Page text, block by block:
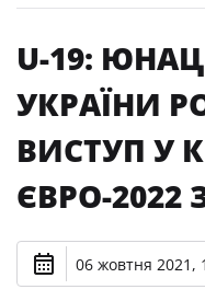
U-19:
УКРАЇНИ
ВИСТУП У
ЄВРО-2022
06 жовтня 2021,